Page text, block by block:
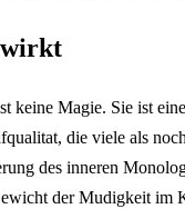
keine Magie. Sie ist
die viele als
des inneren
der Mudigkeit im